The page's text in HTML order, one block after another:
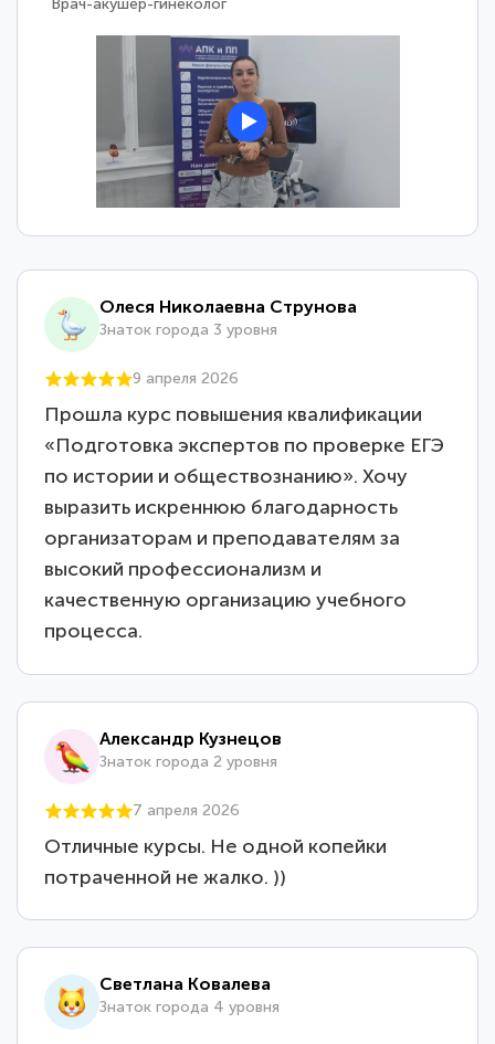
Врач-уролог-анестезиолог-реаниматолог
Олеся Николаевна Струнова
Знаток города 3 уровня
9 апреля 2026
Прошла курс повышения квалификации
«Подготовка экспертов по проверке ЕГЭ
по истории и обществознанию». Хочу
выразить искреннюю благодарность
организаторам и преподавателям за
высокий профессионализм и
качественную организацию учебного
процесса.
Александр Кузнецов
Знаток города 2 уровня
7 апреля 2026
Отличные курсы. Не одной копейки
потраченной не жалко. ))
Светлана Ковалева
Знаток города 4 уровня